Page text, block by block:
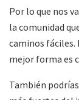
Por lo que nos
la comunidad
caminos fáciles.
mejor forma es
También